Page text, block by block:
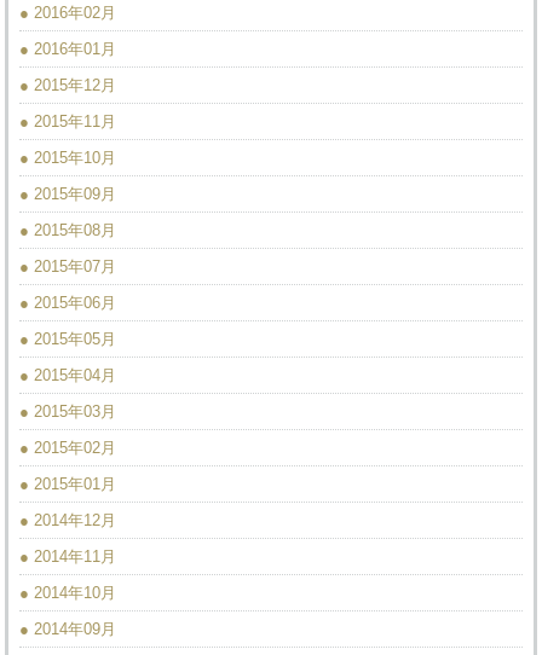
● 2016年02月
● 2016年01月
● 2015年12月
● 2015年11月
● 2015年10月
● 2015年09月
● 2015年08月
● 2015年07月
● 2015年06月
● 2015年05月
● 2015年04月
● 2015年03月
● 2015年02月
● 2015年01月
● 2014年12月
● 2014年11月
● 2014年10月
● 2014年09月